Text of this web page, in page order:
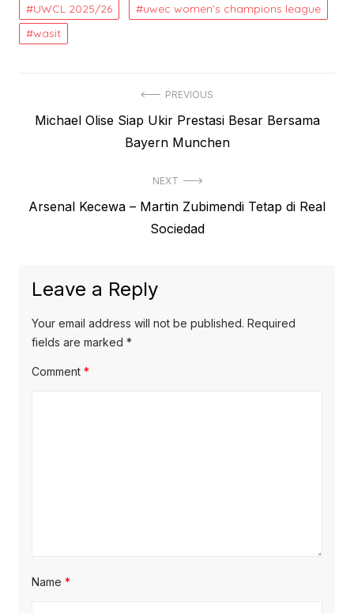
UWCL 2025/26
uwec women’s champions league
wasit
navigation
PREVIOUS
Previous
Michael Olise Siap Ukir Prestasi Besar Bersama
Bayern Munchen
NEXT
Next
Arsenal Kecewa – Martin Zubimendi Tetap di Real
Sociedad
Leave a Reply
Your email address will not be published. Required
fields are marked *
Comment *
Name *